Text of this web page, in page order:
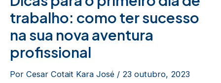
trabalho: como ter sucesso
na sua nova aventura
profissional
Por Cesar Cotait Kara José / 23 outubro, 2023